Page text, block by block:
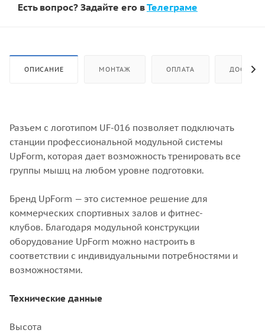
Есть вопрос? Задайте его вТелеграме
ОПИСАНИЕ МОНТАЖ ОПЛАТА
Разъем с логотипом UF-016 позволяет подключать
станции профессиональной модульной системы
UpForm, которая дает возможность тренировать все
группы мышц на любом уровне подготовки.
Бренд UpForm — это системное решение для
коммерческих спортивных залов и фитнес-
клубов. Благодаря модульной конструкции
оборудование UpForm можно настроить в
соответствии с индивидуальными потребностями и
возможностями.
Технические данные
Высота